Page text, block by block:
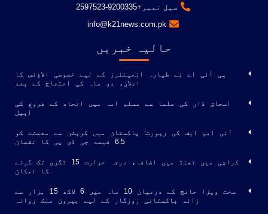
سیل نمبر+9200335-2597523
info@k21news.com.pk
حالیہ خبریں
پی آئی اے نے طیارہ انجینئرز کے لیے خصوصی الاؤنس کا
اعلان، دو ماہ کی احتجاج کے بعد
اسحاق ڈار کی علما سے مسلم امہ میں اتحاد کے فروغ کی
اپیل
آئی ایم ایف کی رپورٹ: پاکستان میں کرپشن سے معیشت کو
6.5 فیصد جی ڈی پی کا نقصان
کراچی میں ٹھنڈ میں اضافہ، درجہ حرارت 15 ڈگری تک گرنے
کا امکان
سخت ویزا جانچ کے درمیان 10 ماہ میں 6 لاکھ 15 ہزار سے
زائد پاکستانی روزگار کے لیے بیرون ملک روانہ